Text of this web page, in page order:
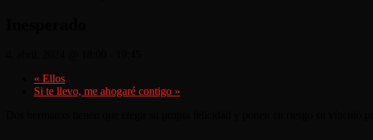
« Ellos
Si te llevo, me ahogaré contigo »